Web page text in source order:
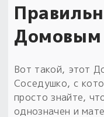
Домовым
Вот такой, этот
Соседушко, с
просто знайте,
однозначен и